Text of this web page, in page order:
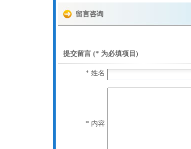
留言咨询
提交留言 (* 为必填项目)
* 姓名
* 内容